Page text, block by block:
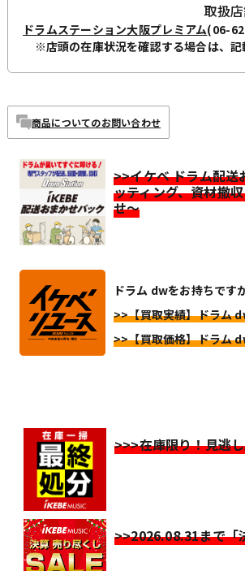
取扱
ドラムステーション大阪プレミアム(06-
※店頭の在庫状況を確認する場合は、記
商品についてのお問い合わせ
>>イケベ ドラム配送
ッティング、資材撤
せ～
ドラム dwをお持ちです
>>【買取実績】ドラム
>>【買取価格】ドラム
>>>在庫限り！見逃
>>2026.08.31まで「